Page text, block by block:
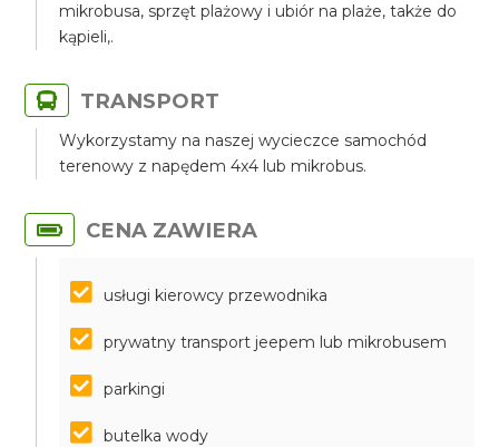
mikrobusa, sprzęt plażowy i ubiór na plaże, także do
kąpieli,.
TRANSPORT
Wykorzystamy na naszej wycieczce samochód
terenowy z napędem 4x4 lub mikrobus.
CENA ZAWIERA
usługi kierowcy przewodnika
prywatny transport jeepem lub mikrobusem
parkingi
butelka wody